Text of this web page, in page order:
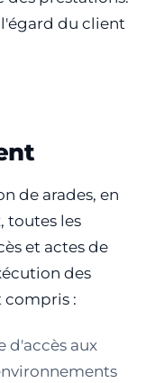
l'égard du client
de arades, en
toutes les
et actes de
des
compris :
d'accès aux